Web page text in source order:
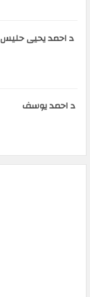
د احمد يحيى حليس
د احمد يوسف